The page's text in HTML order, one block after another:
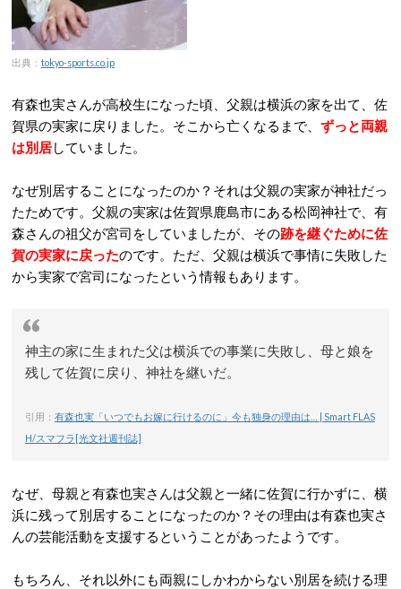
出典： tokyo-sports.co.jp
有森也実さんが高校生になった頃、父親は横浜の家を出て、佐
賀県の実家に戻りました。そこから亡くなるまで、 ずっと両親
は別居していました。
なぜ別居することになったのか？それは父親の実家が神社だっ
たためです。父親の実家は佐賀県鹿島市にある松岡神社で、有
森さんの祖父が宮司をしていましたが、その跡を継ぐために佐
賀の実家に戻ったのです。ただ、父親は横浜で事情に失敗した
から実家で宮司になったという情報もあります。
神主の家に生まれた父は横浜での事業に失敗し、母と娘を
残して佐賀に戻り、神社を継いだ。
引用： 有森也実「いつでもお嫁に行けるのに」今も独身の理由は… | Smart FLAS
H/スマフラ[光文社週刊誌]
なぜ、母親と有森也実さんは父親と一緒に佐賀に行かずに、横
浜に残って別居することになったのか？その理由は有森也実さ
んの芸能活動を支援するということがあったようです。
もちろん、それ以外にも両親にしかわからない別居を続ける理